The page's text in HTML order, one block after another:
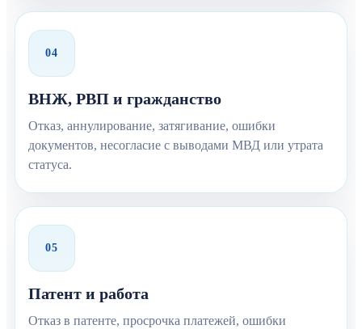
04
ВНЖ, РВП и гражданство
Отказ, аннулирование, затягивание, ошибки
документов, несогласие с выводами МВД или утрата
статуса.
05
Патент и работа
Отказ в патенте, просрочка платежей, ошибки